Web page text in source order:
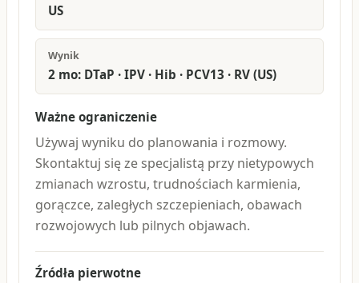
US
Wynik
2 mo: DTaP · IPV · Hib · PCV13 · RV (US)
Ważne ograniczenie
Używaj wyniku do planowania i rozmowy.
Skontaktuj się ze specjalistą przy nietypowych
zmianach wzrostu, trudnościach karmienia,
gorączce, zaległych szczepieniach, obawach
rozwojowych lub pilnych objawach.
Źródła pierwotne